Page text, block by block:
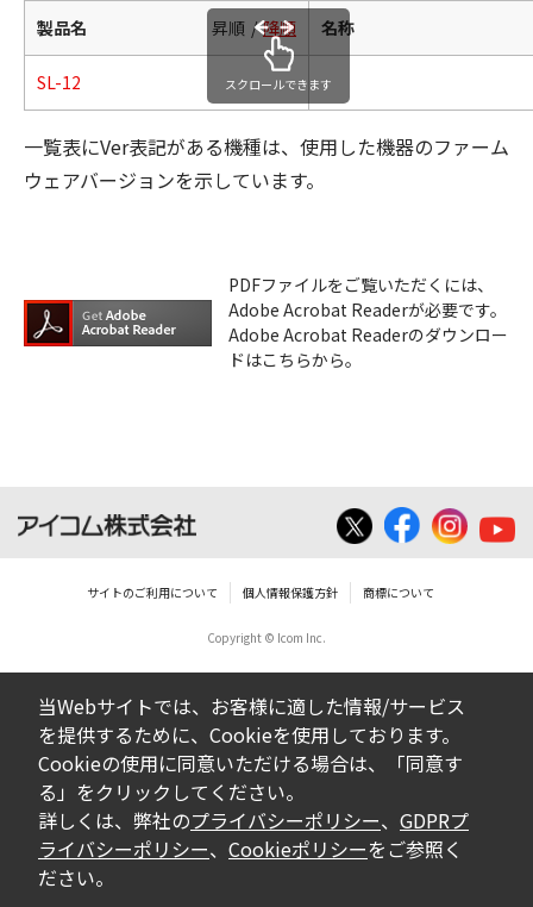
製品名 昇順 降順 名称
SL-12 スクロールできます
一覧表にVer表記がある機種は、使用した機器のファーム
ウェアバージョンを示しています。
PDFファイルをご覧いただくには、
Adobe Acrobat Readerが必要です。
Adobe Acrobat Readerのダウンロー
ドはこちらから。
サイトのご利用について 個人情報保護方針 商標について
Copyright © Icom Inc.
当Webサイトでは、お客様に適した情報/サービス
を提供するために、Cookieを使用しております。
Cookieの使用に同意いただける場合は、「同意す
る」をクリックしてください。
詳しくは、弊社のプライバシーポリシー、 GDPRプ
ライバシーポリシー、 Cookieポリシーをご参照く
ださい。